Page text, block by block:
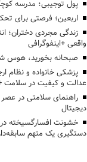
پول توجیبی؛ مدرسه
اربعین؛ فرصتی برای
زندگی مجردی دختران؛
واقعی +اینفوگرافی
صبحانه بخورید، هوس
پزشکی خانواده و نظام
عدالت و کیفیت در سلامت
راهنمای سلامتی در
دیجیتال
خشونت افسارگسیخته
دستگیری یک متهم